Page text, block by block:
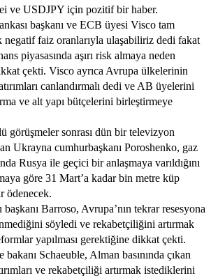
ve USDJPY için pozitif bir haber.
başkanı ve ECB üyesi Visco tam
negatif faiz oranlarıyla ulaşabiliriz dedi fakat
piyasasında aşırı risk almaya neden
çekti. Visco ayrıca Avrupa ülkelerinin
canlandırmalı dedi ve AB üyelerini
ve alt yapı bütçelerini birleştirmeye
görüşmeler sonrası dün bir televizyon
Ukrayna cumhurbaşkanı Poroshenko, gaz
Rusya ile geçici bir anlaşmaya varıldığını
göre 31 Mart’a kadar bin metre küp
ödenecek.
Barroso, Avrupa’nın tekrar resesyona
söyledi ve rekabetçiliğini artırmak
yapılması gerektiğine dikkat çekti.
Schaeuble, Alman basınında çıkan
ve rekabetçiliği artırmak istediklerini